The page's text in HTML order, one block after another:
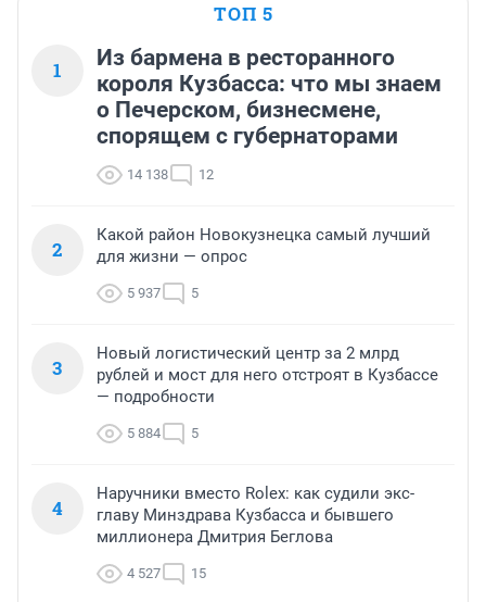
ТОП 5
1
Из бармена в ресторанного
короля Кузбасса: что мы знаем
о Печерском, бизнесмене,
спорящем с губернаторами
14 138 12
2
Какой район Новокузнецка самый лучший
для жизни — опрос
5 937 5
3
Новый логистический центр за 2 млрд
рублей и мост для него отстроят в Кузбассе
— подробности
5 884 5
4
Наручники вместо Rolex: как судили экс-
главу Минздрава Кузбасса и бывшего
миллионера Дмитрия Беглова
4 527 15